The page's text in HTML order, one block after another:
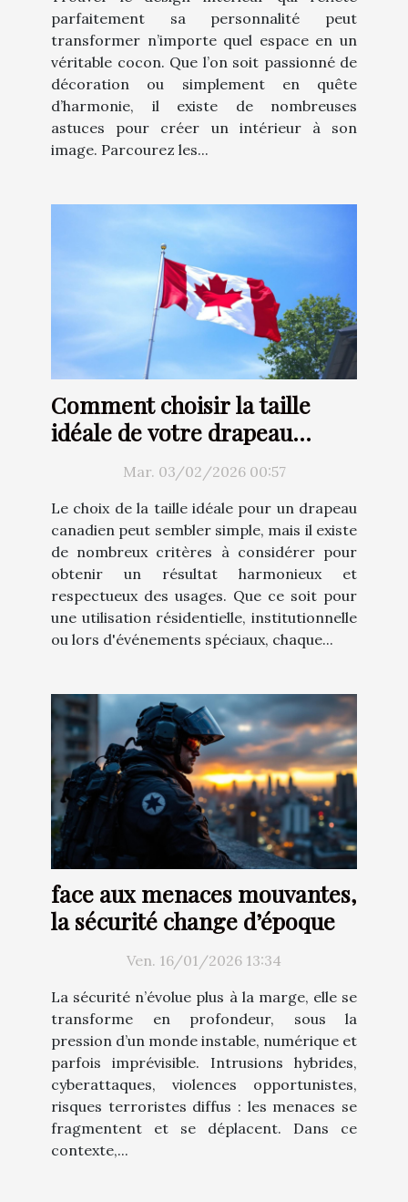
parfaitement sa personnalité peut
transformer n’importe quel espace en un
véritable cocon. Que l’on soit passionné de
décoration ou simplement en quête
d’harmonie, il existe de nombreuses
astuces pour créer un intérieur à son
image. Parcourez les...
Comment choisir la taille
idéale de votre drapeau
Mar. 03/02/2026 00:57
Le choix de la taille idéale pour un drapeau
canadien peut sembler simple, mais il existe
de nombreux critères à considérer pour
obtenir un résultat harmonieux et
respectueux des usages. Que ce soit pour
une utilisation résidentielle, institutionnelle
ou lors d'événements spéciaux, chaque...
face aux menaces mouvantes,
la sécurité change d’époque
Ven. 16/01/2026 13:34
La sécurité n’évolue plus à la marge, elle se
transforme en profondeur, sous la
pression d’un monde instable, numérique et
parfois imprévisible. Intrusions hybrides,
cyberattaques, violences opportunistes,
risques terroristes diffus : les menaces se
fragmentent et se déplacent. Dans ce
contexte,...